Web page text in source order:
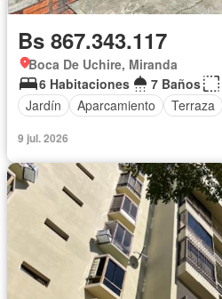
Bs 867.343.117
Boca De Uchire, Miranda
6 Habitaciones
7 Baños
Jardín
Aparcamiento Terraza
9 jul. 2026